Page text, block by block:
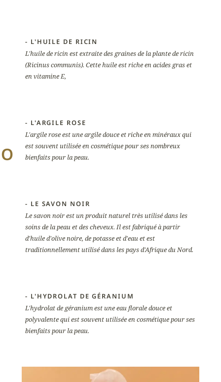
- L'HUILE DE RICIN
L'huile de ricin est extraite des graines de la plante de ricin
(Ricinus communis). Cette huile est riche en acides gras et
en vitamine E,
- L'ARGILE ROSE
L'argile rose est une argile douce et riche en minéraux qui
est souvent utilisée en cosmétique pour ses nombreux
bienfaits pour la peau.
- LE SAVON NOIR
Le savon noir est un produit naturel très utilisé dans les
soins de la peau et des cheveux. Il est fabriqué à partir
d'huile d'olive noire, de potasse et d'eau et est
traditionnellement utilisé dans les pays d'Afrique du Nord.
- L'HYDROLAT DE GÉRANIUM
L'hydrolat de géranium est une eau florale douce et
polyvalente qui est souvent utilisée en cosmétique pour ses
bienfaits pour la peau.